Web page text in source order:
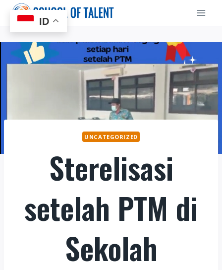
Skip
content
UNCATEGORIZED
Sterelisasi
setelah PTM di
Sekolah
ID